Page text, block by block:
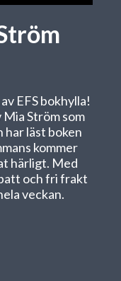
EFS bokhylla!
Mia Ström som
har läst boken
kommer
härligt. Med
och fri frakt
veckan.